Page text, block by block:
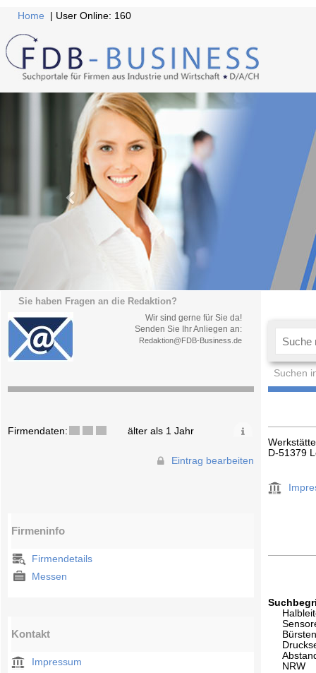
Home | User Online: 160
Sie haben Fragen an die Redaktion?
Wir sind gerne für Sie da!
Senden Sie Ihr Anliegen an:
Redaktion@FDB-Business.de
Suchen
Firmendaten: älter als 1 Jahr
Eintrag bearbeiten
Firmeninfo
Firmendetails
Messen
Kontakt
Impressum
D-51379
NRW